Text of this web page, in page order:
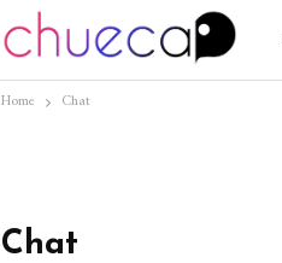
Home Chat
Chat